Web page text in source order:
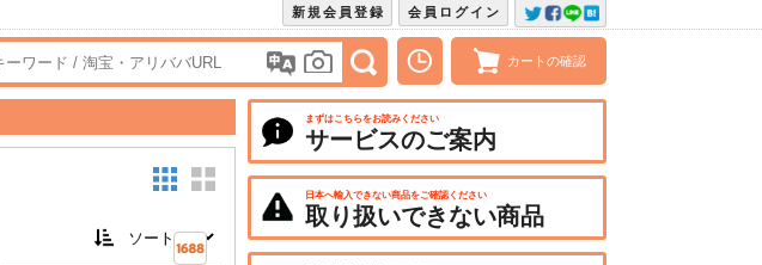
会員ログイン
新規会員登録
カートの確認
まずはこちらをお読みください
サービスのご案内
日本へ輸入できない商品をご確認ください
取り扱いできない商品